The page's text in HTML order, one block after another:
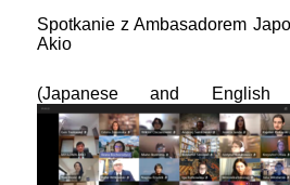
Spotkanie z Ambasadorem
Akio
(Japanese and English